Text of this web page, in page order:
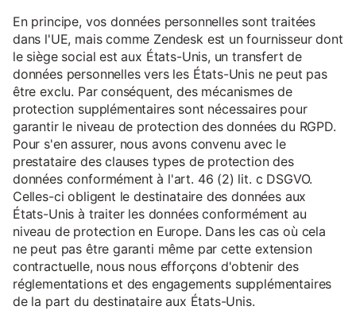
En principe, vos données personnelles sont traitées
dans l'UE, mais comme Zendesk est un fournisseur dont
le siège social est aux États-Unis, un transfert de
données personnelles vers les États-Unis ne peut pas
être exclu. Par conséquent, des mécanismes de
protection supplémentaires sont nécessaires pour
garantir le niveau de protection des données du RGPD.
Pour s'en assurer, nous avons convenu avec le
prestataire des clauses types de protection des
données conformément à l'art. 46 (2) lit. c DSGVO.
Celles-ci obligent le destinataire des données aux
États-Unis à traiter les données conformément au
niveau de protection en Europe. Dans les cas où cela
ne peut pas être garanti même par cette extension
contractuelle, nous nous efforçons d'obtenir des
réglementations et des engagements supplémentaires
de la part du destinataire aux États-Unis.